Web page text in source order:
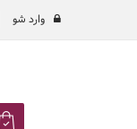
وارد شو